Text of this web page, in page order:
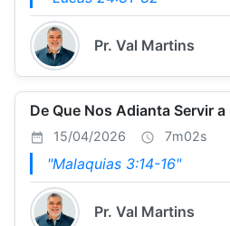
Pr. Val Martins
De Que Nos Adianta Servir a
15/04/2026 7m02s
"Malaquias 3:14-16"
Pr. Val Martins